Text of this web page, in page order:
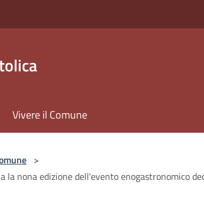
Vivere il Comune
>
la nona edizione dell'evento enogastronomico